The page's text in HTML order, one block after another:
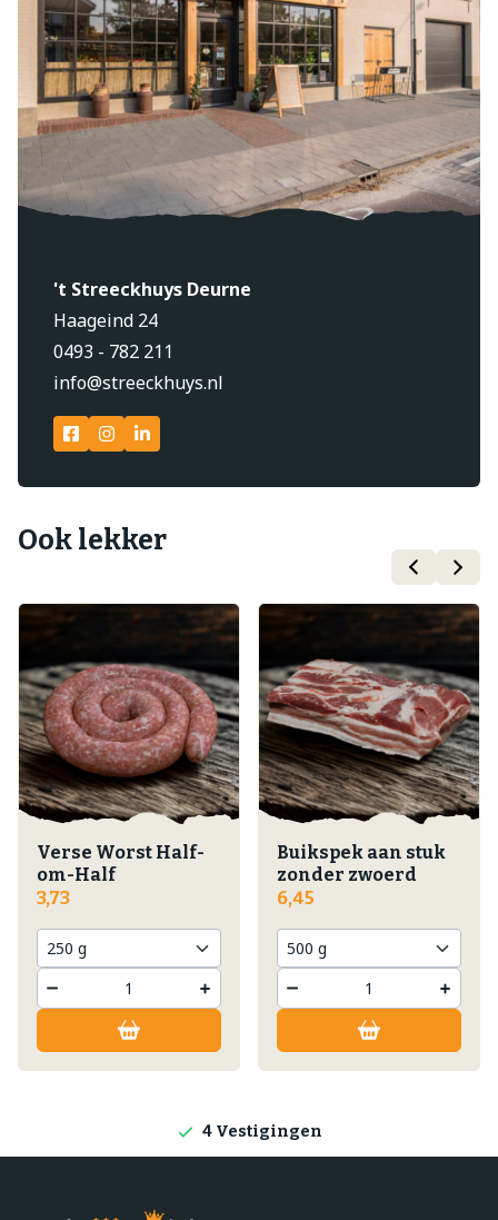
't Streeckhuys Deurne
Haageind 24
0493 - 782 211
info@streeckhuys.nl
Ook lekker
Verse Worst Half-
om-Half
3,73
Buikspek aan stuk
zonder zwoerd
6,45
Lokale producten
4 Vestigingen